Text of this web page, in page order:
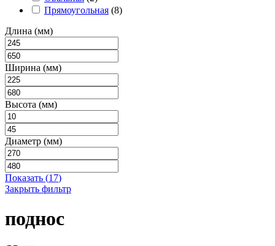
Прямоугольная (8)
Длина (мм)
Ширина (мм)
Высота (мм)
Диаметр (мм)
Показать (17)
Закрыть фильтр
поднос